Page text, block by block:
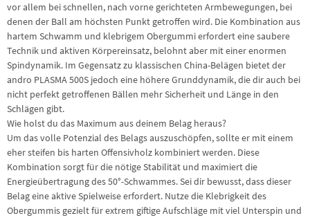
vor allem bei schnellen, nach vorne gerichteten Armbewegungen, bei
denen der Ball am höchsten Punkt getroffen wird. Die Kombination aus
hartem Schwamm und klebrigem Obergummi erfordert eine saubere
Technik und aktiven Körpereinsatz, belohnt aber mit einer enormen
Spindynamik. Im Gegensatz zu klassischen China-Belägen bietet der
andro PLASMA 500S jedoch eine höhere Grunddynamik, die dir auch bei
nicht perfekt getroffenen Bällen mehr Sicherheit und Länge in den
Schlägen gibt.
Wie holst du das Maximum aus deinem Belag heraus?
Um das volle Potenzial des Belags auszuschöpfen, sollte er mit einem
eher steifen bis harten Offensivholz kombiniert werden. Diese
Kombination sorgt für die nötige Stabilität und maximiert die
Energieübertragung des 50°-Schwammes. Sei dir bewusst, dass dieser
Belag eine aktive Spielweise erfordert. Nutze die Klebrigkeit des
Obergummis gezielt für extrem giftige Aufschläge mit viel Unterspin und